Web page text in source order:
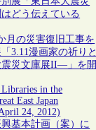
どう伝えている
月の災害復旧工事を
3.11漫画家の祈りと
災文庫展II―」を開
in the
East Japan
24, 2012)
基本計画（案）に